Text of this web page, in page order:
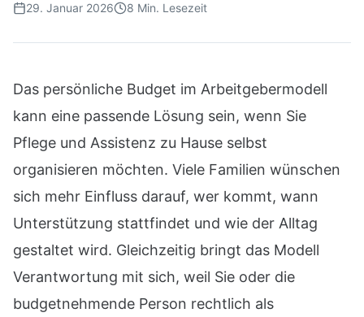
29. Januar 2026 8 Min. Lesezeit
Das persönliche Budget im Arbeitgebermodell
kann eine passende Lösung sein, wenn Sie
Pflege und Assistenz zu Hause selbst
organisieren möchten. Viele Familien wünschen
sich mehr Einfluss darauf, wer kommt, wann
Unterstützung stattfindet und wie der Alltag
gestaltet wird. Gleichzeitig bringt das Modell
Verantwortung mit sich, weil Sie oder die
budgetnehmende Person rechtlich als